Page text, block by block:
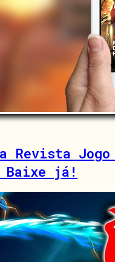
Revista Jogo
Baixe já!